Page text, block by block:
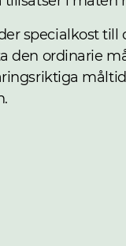
specialkost till
den ordinarie